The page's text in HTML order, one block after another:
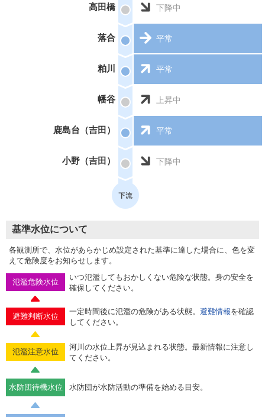
高田橋 下降中
落合 平常
粕川 平常
幡谷 上昇中
鹿島台（吉田） 平常
小野（吉田） 下降中
基準水位について
各観測所で、水位があらかじめ設定された基準に達した場合に、色を変
えて危険度をお知らせします。
氾濫危険水位
いつ氾濫してもおかしくない危険な状態。身の安全を
確保してください。
避難判断水位
一定時間後に氾濫の危険がある状態。 避難情報を確認
してください。
氾濫注意水位
河川の水位上昇が見込まれる状態。最新情報に注意し
てください。
水防団待機水位 水防団が水防活動の準備を始める目安。